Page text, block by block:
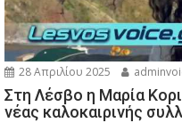
28 Απριλίου 2025
Στη Λέσβο η Μαρία
νέας καλοκαιρινής